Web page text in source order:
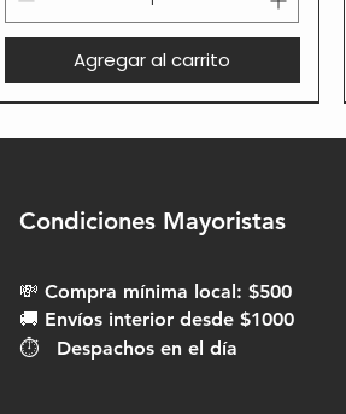
Agregar al carrito
Condiciones Mayoristas
💸 Compra mínima local: $500
🚚 Envíos interior desde $1000
⏱ Despachos en el día